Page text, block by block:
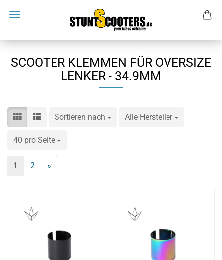
SCOOTER KLEMMEN FÜR OVERSIZE
LENKER - 34.9MM
Sortieren nach
Sortieren nach Alle Hersteller
pro Seite
40 pro Seite
pro Seite
1 2 »